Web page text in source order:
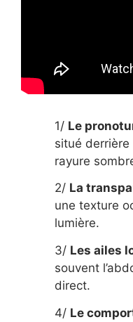
1/ Le
situé
rayure
2/ La
une texture
lumière.
3/ Les ailes
souvent
direct.
4/ Le